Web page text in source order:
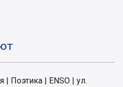
Поэтика | ENSO | ул.